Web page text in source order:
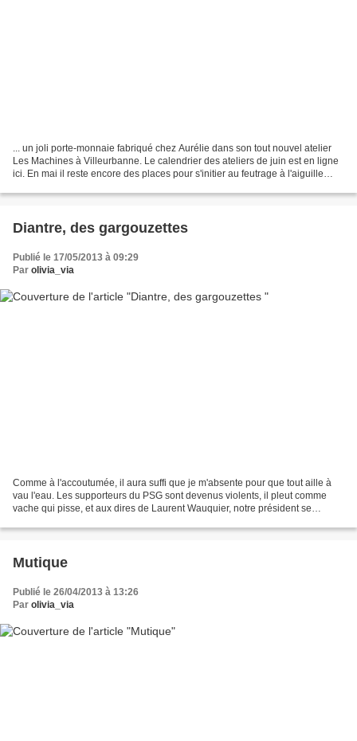
... un joli porte-monnaie fabriqué chez Aurélie dans son tout nouvel atelier
Les Machines à Villeurbanne. Le calendrier des ateliers de juin est en ligne
ici. En mai il reste encore des places pour s'initier au feutrage à l'aiguille
Diantre, des gargouzettes
Publié le 17/05/2013 à 09:29
Par olivia_via
Comme à l'accoutumée, il aura suffi que je m'absente pour que tout aille à
vau l'eau. Les supporteurs du PSG sont devenus violents, il pleut comme
vache qui pisse, et aux dires de Laurent Wauquier, notre président se
Mutique
Publié le 26/04/2013 à 13:26
Par olivia_via